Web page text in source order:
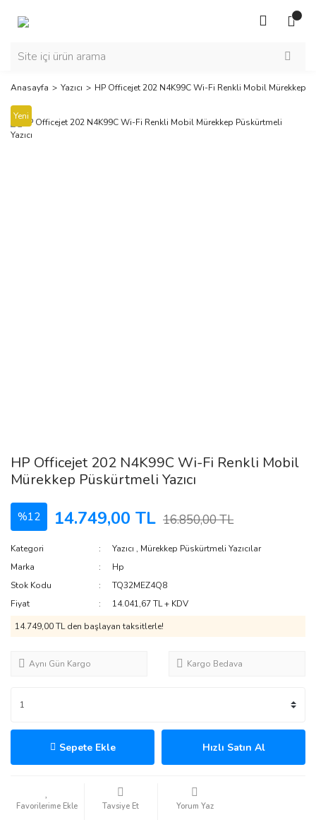
Anasayfa Yazıcı HP Officejet 202 N4K99C Wi-Fi Renkli Mobil Mürekkep
Yeni
HP Officejet 202 N4K99C Wi-Fi Renkli Mobil
Mürekkep Püskürtmeli Yazıcı
%12 14.749,00 TL 16.850,00 TL
Kategori Yazıcı, Mürekkep Püskürtmeli Yazıcılar
Marka
Hp
Stok Kodu
TQ32MEZ4Q8
Fiyat
14.041,67 TL + KDV
14.749,00 TL den başlayan taksitlerle!
Aynı Gün Kargo Kargo Bedava
Sepete Ekle Hızlı Satın Al
Tavsiye Et Yorum Yaz